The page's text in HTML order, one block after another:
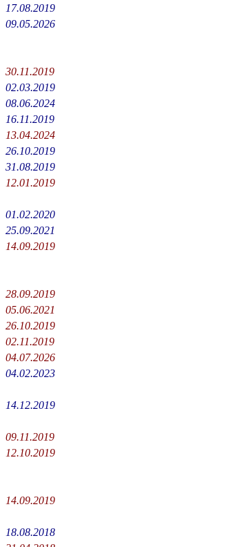
17.08.2019
09.05.2026
30.11.2019
02.03.2019
08.06.2024
16.11.2019
13.04.2024
26.10.2019
31.08.2019
12.01.2019
01.02.2020
25.09.2021
14.09.2019
28.09.2019
05.06.2021
26.10.2019
02.11.2019
04.07.2026
04.02.2023
14.12.2019
09.11.2019
12.10.2019
14.09.2019
18.08.2018